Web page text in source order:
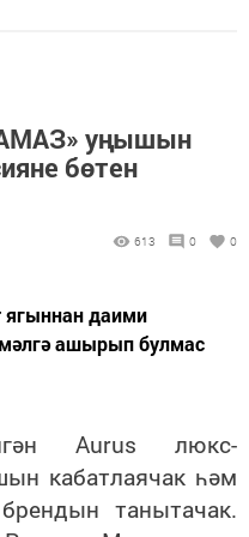
уңышын
бөтен
613 0 0
ягыннан даими
ашырып булмас
Aurus люкс-
кабатлаячак һәм
танытачак.